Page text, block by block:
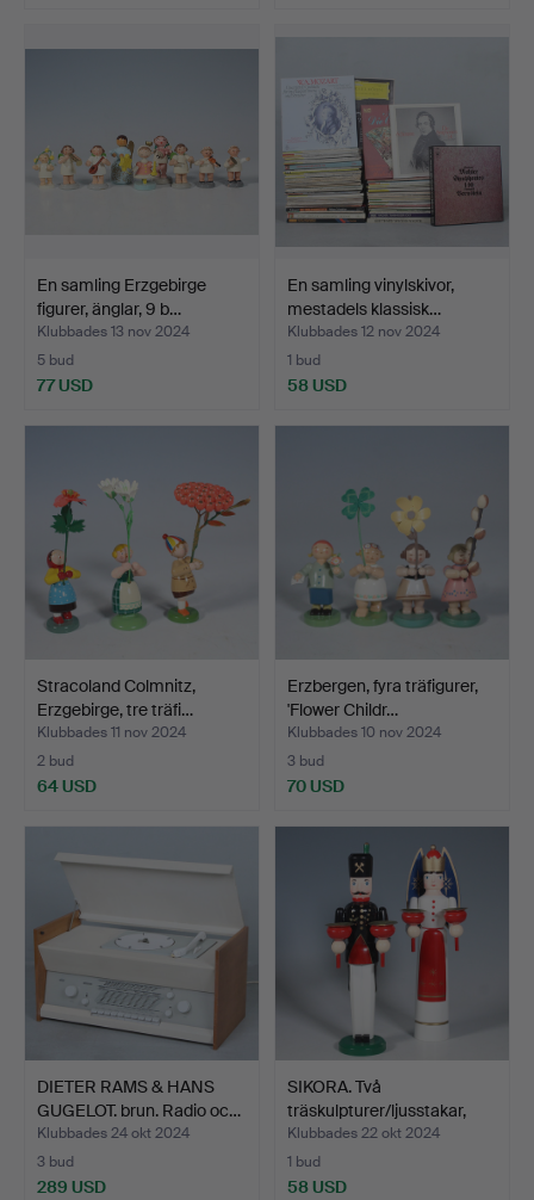
En samling Erzgebirge
figurer, änglar, 9 b…
Klubbades 13 nov 2024
5 bud
77 USD
En samling vinylskivor,
mestadels klassisk…
Klubbades 12 nov 2024
1 bud
58 USD
Stracoland Colmnitz,
Erzgebirge, tre träfi…
Klubbades 11 nov 2024
2 bud
64 USD
Erzbergen, fyra träfigurer,
'Flower Childr…
Klubbades 10 nov 2024
3 bud
70 USD
DIETER RAMS & HANS
GUGELOT. brun. Radio oc…
Klubbades 24 okt 2024
3 bud
289 USD
SIKORA. Två
träskulpturer/ljusstakar,
'äng…
Klubbades 22 okt 2024
1 bud
58 USD